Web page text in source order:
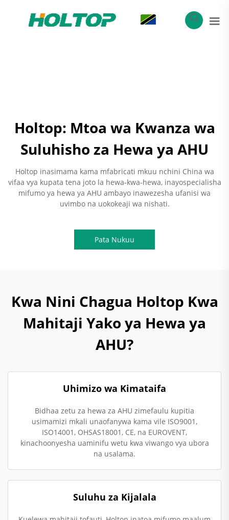
Holtop: Mtoa wa Kwanza wa
Suluhisho za Hewa ya AHU
Holtop inasimama kama mfabricati mkuu nchini China wa
vifaa vya kupata tena joto la hewa-kwa-hewa, inayospecialisha
mifumo ya hewa ya AHU ambayo inawezesha ufanisi wa
uvimbo na uokokeaji wa nishati.
Pata Nukuu
Kwa Nini Chagua Holtop Kwa
Mahitaji Yako ya Hewa ya
AHU?
Uhimizo wa Kimataifa
Bidhaa zetu za hewa za AHU zimefaulu kupitia
usimamizi mkali unaofanywa kama vile ISO9001,
ISO14001, OHSAS18001, CE, na EUROVENT,
kinachoonyesha uaminifu wetu kwa viwango vya ubora
na usalama.
Suluhu za Kijalala